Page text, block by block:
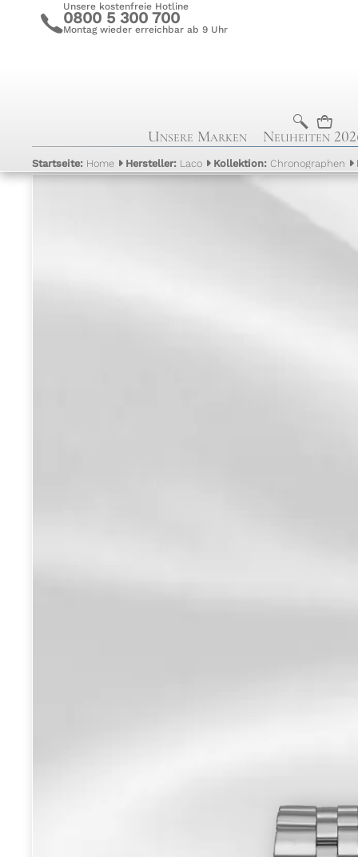
c
Unsere kostenfreie Hotline
0800 5 300 700
Montag wieder erreichbar ab 9 Uhr
b n
Unsere Marken Neuheiten
Startseite: Home Hersteller: Laco Kollektion: Chronographen